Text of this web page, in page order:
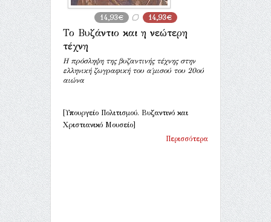
14,93€ 14,93€
Το Βυζάντιο και η νεώτερη
τέχνη
Η πρόσληψη της βυζαντινής τέχνης στην
ελληνική ζωγραφική του α΄μισού του 20ού
αιώνα
[Υπουργείο Πολιτισμού. Βυζαντινό και
Χριστιανικό Μουσείο]
Περισσότερα